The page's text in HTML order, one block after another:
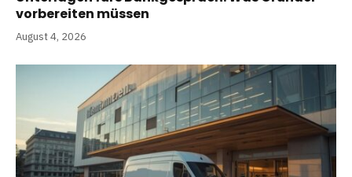
vorbereiten müssen
August 4, 2026